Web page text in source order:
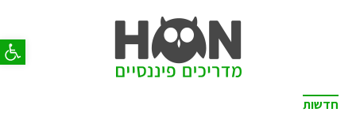
פתח
חדשות